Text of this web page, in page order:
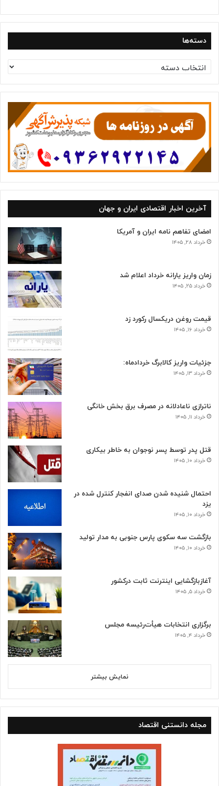
دسته‌ها
س
ت
ه‌
ه
آخرین اخبار اقتصادی ایران و جهان
امضای تفاهم نامه ایران و آمریکا
خرداد ۲۸, ۱۴۰۵
زمان واریز یارانه خرداد اعلام شد
خرداد ۲۵, ۱۴۰۵
قیمت روغن دریکسال رکورد زد
خرداد ۱۶, ۱۴۰۵
جزئیات واریز کالابرگ خردادماه:
خرداد ۱۳, ۱۴۰۵
ناترازی ناعادلانه در مصرف برق بخش خانگی
خرداد ۱۱, ۱۴۰۵
قتل پدر توسط پسر نوجوان به خاطر بیکاری
خرداد ۱۰, ۱۴۰۵
احتمال شنیده شدن صدای انفجار کنترل شده در
یزد
خرداد ۱۰, ۱۴۰۵
بازگشت سه سکوی پارس جنوبی به مدار تولید
خرداد ۱۰, ۱۴۰۵
آغازبازگشایی اینترنت ثابت درکشور
خرداد ۵, ۱۴۰۵
برگزاری انتخابات هیأت‌رئیسه مجلس
خرداد ۴, ۱۴۰۵
نمایش بیشتر
مجله دانستنی اقتصاد